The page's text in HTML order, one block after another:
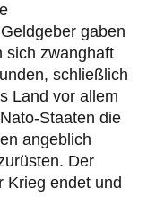
gaben
sich zwanghaft
schließlich
Land vor allem
Staaten die
angeblich
Der
Krieg endet und